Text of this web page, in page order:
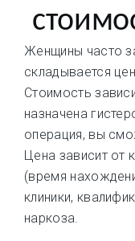
Женщины часто
складывается
Стоимость
назначена
операция, вы
Цена зависит от
(время
клиники,
наркоза.